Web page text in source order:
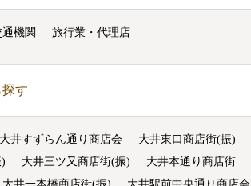
通機関 旅行業・代理店
す
大井すずらん通り商店会
大井東口商店街(振)
大井三ツ又商店街(振)
大井本通り商店街